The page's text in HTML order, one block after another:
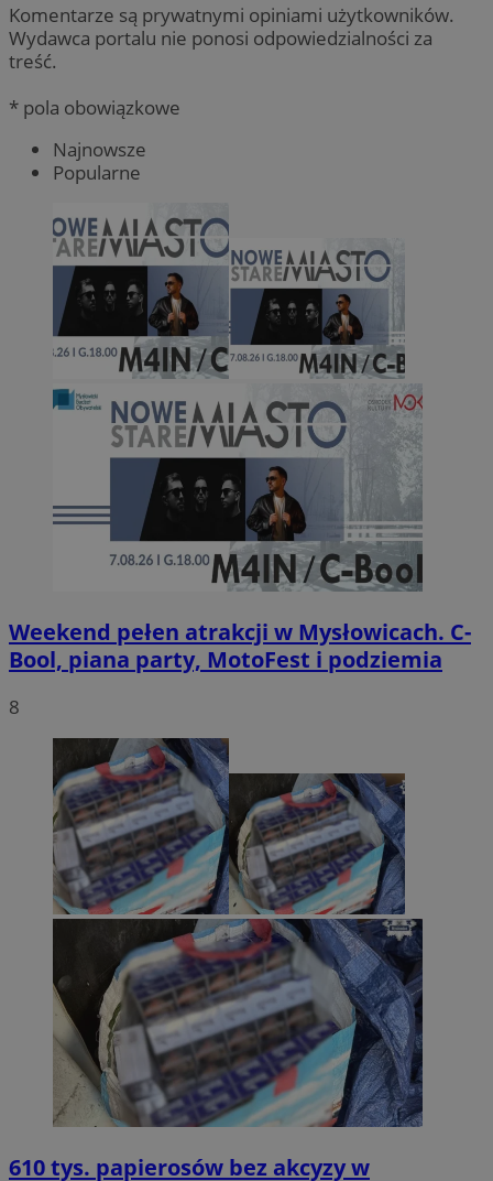
Komentarze są prywatnymi opiniami użytkowników.
Wydawca portalu nie ponosi odpowiedzialności za
treść.
* pola obowiązkowe
Najnowsze
Popularne
Weekend pełen atrakcji w Mysłowicach. C-
Bool, piana party, MotoFest i podziemia
8
610 tys. papierosów bez akcyzy w